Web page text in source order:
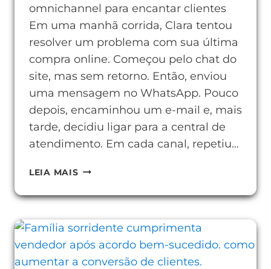
omnichannel para encantar clientes
Em uma manhã corrida, Clara tentou
resolver um problema com sua última
compra online. Começou pelo chat do
site, mas sem retorno. Então, enviou
uma mensagem no WhatsApp. Pouco
depois, encaminhou um e-mail e, mais
tarde, decidiu ligar para a central de
atendimento. Em cada canal, repetiu…
LEIA MAIS7
ATENDIMENTO
OMNICHANNEL